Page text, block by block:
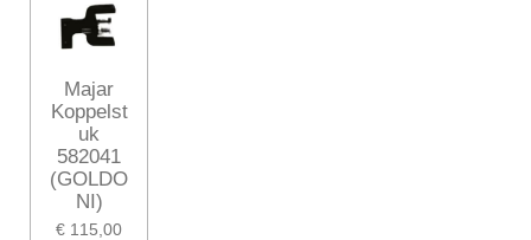
Majar
Koppelst
uk
582041
(GOLDO
NI)
€ 115,00